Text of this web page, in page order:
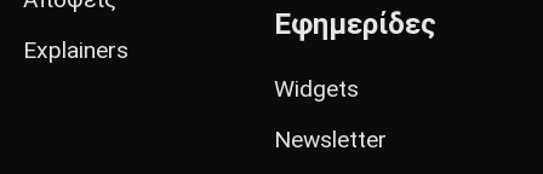
Explainers
Εφημερίδες
Widgets
Newsletter